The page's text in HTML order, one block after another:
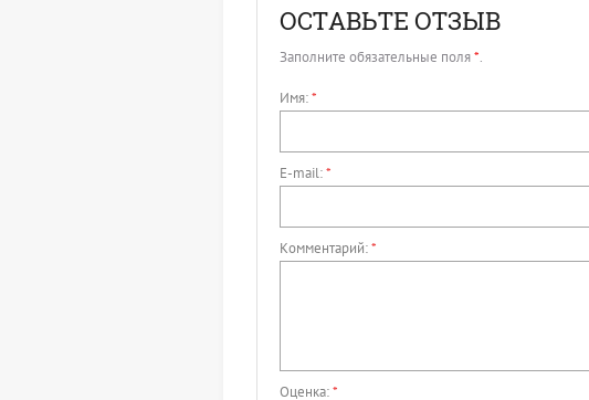
ОСТАВЬТЕ ОТЗЫВ
Заполните обязательные поля*.
Имя:*
E-mail:*
Комментарий:*
Оценка:*